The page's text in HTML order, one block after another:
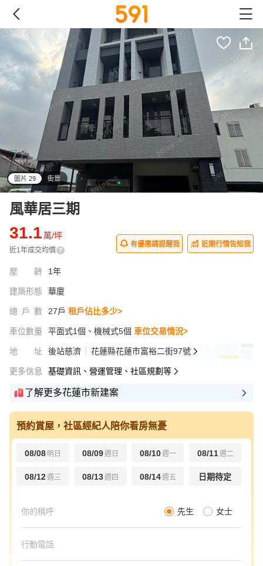
圖片 29 街景
風華居三期
31.1萬/坪
近1年成交均價
有優惠請提醒我 近期行情告知我
屋齡 1年
建築形態 華廈
總戶數 27戶 租戶佔比多少>
車位數量 平面式1個、機械式5個 車位交易情況>
地址 後站慈濟 花蓮縣花蓮市富裕二街97號
更多信息 基礎資訊、營運管理、社區規劃等
了解更多花蓮市新建案
預約賞屋，社區經紀人陪你看房無憂
08/08 明日 08/09週日 08/10週一 08/11週二
08/12週三 08/13週四 08/14週五 日期待定
先生 女士